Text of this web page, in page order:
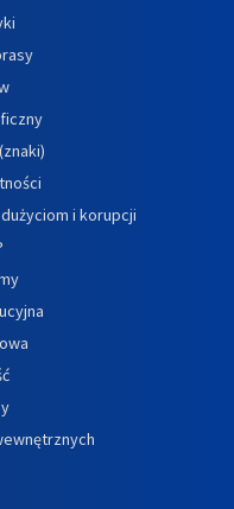
i korupcji